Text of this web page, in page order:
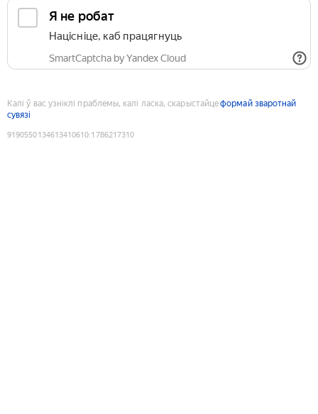
Я не робат
Націсніце, каб працягнуць
SmartCaptcha by Yandex Cloud
Калі ў вас узніклі праблемы, калі ласка, скарыстайцеформай зваротнай
сувязі
9190550134613410610:1786217310